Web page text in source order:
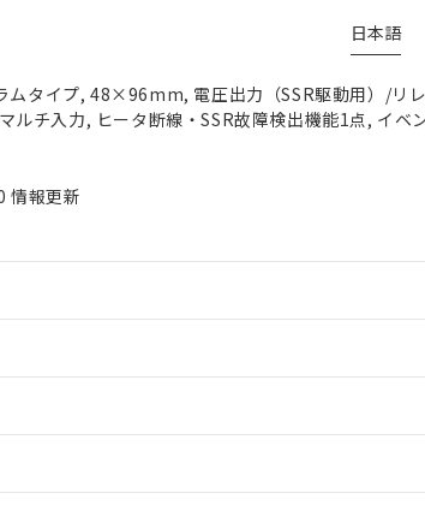
日本語
ムタイプ, 48×96mm, 電圧出力（SSR駆動用）/リ
ルチ入力, ヒータ断線・SSR故障検出機能1点, イベ
情報更新